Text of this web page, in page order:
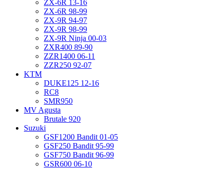
ZX-6R 13-16
ZX-6R 98-99
ZX-9R 94-97
ZX-9R 98-99
ZX-9R Ninja 00-03
ZXR400 89-90
ZZR1400 06-11
ZZR250 92-07
KTM
DUKE125 12-16
RC8
SMR950
MV Agusta
Brutale 920
Suzuki
GSF1200 Bandit 01-05
GSF250 Bandit 95-99
GSF750 Bandit 96-99
GSR600 06-10